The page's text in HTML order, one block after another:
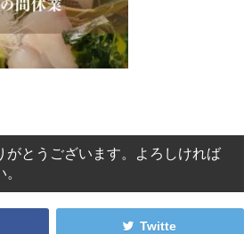
がとうございます。よろしければ
Twitte